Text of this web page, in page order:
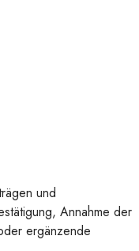
und
Annahme der
ergänzende